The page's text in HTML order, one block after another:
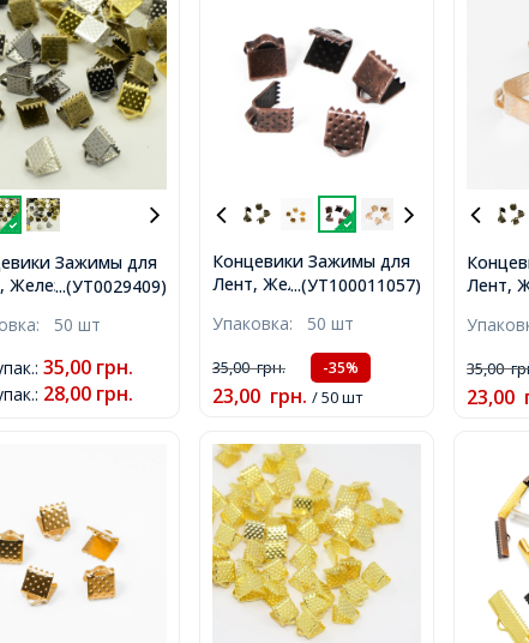
...(УТ0029409)
Зажимы для
Железные, Микс,
50 шт
: 35,00 грн.
: 28,00 грн.
...(УТ100011057)
Концевики Зажимы для
Лент, Железные, Медь,
Упаковка: 50 шт
35,00грн. -35%
23,00 грн. / 50 шт
Лент,
35,00
23,00